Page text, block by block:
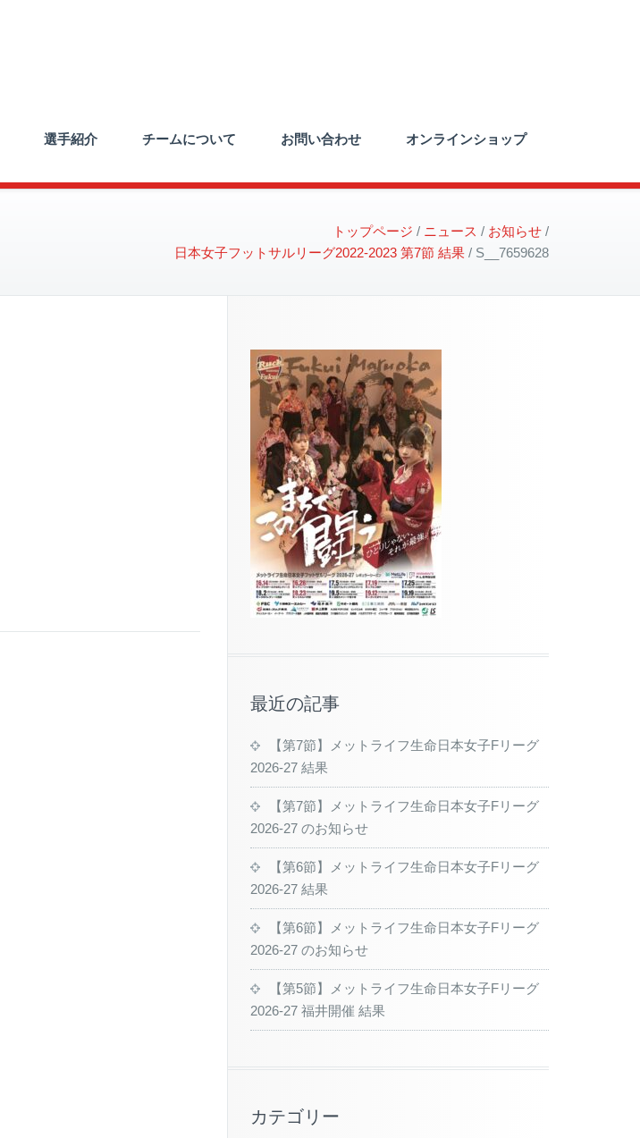
選手紹介 チームについて お問い合わせ オンラインショップ
トップページ ニュース
お知らせ
日本女子フットサルリーグ2022-2023 第7節 結果
S__7659628
最近の記事
【第7節】メットライフ生命日本女子Fリーグ
2026-27 結果
【第7節】メットライフ生命日本女子Fリーグ
2026-27 のお知らせ
【第6節】メットライフ生命日本女子Fリーグ
2026-27 結果
【第6節】メットライフ生命日本女子Fリーグ
2026-27 のお知らせ
【第5節】メットライフ生命日本女子Fリーグ
2026-27 福井開催 結果
カテゴリー